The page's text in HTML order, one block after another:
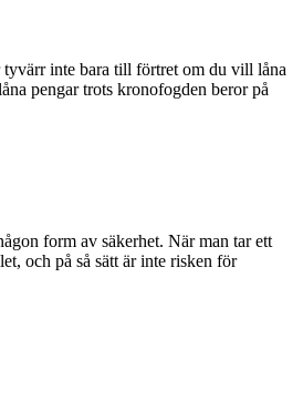
tyvärr inte bara till förtret om du vill låna
pengar trots kronofogden beror på
form av säkerhet. När man tar ett
och på så sätt är inte risken för